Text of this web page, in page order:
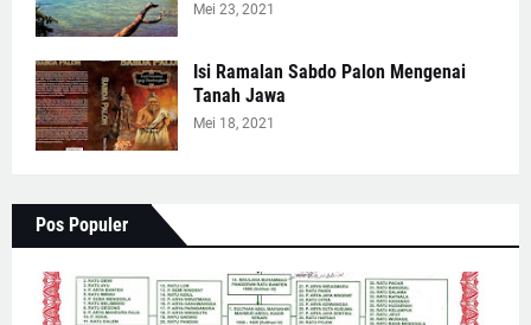
Mei 23, 2021
Isi Ramalan Sabdo Palon Mengenai
Tanah Jawa
Mei 18, 2021
Pos Populer